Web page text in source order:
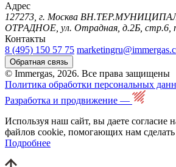
Адрес
127273, г. Москва
ОТРАДНОЕ, ул. Отрадная, д.2Б, стр.6,
Контакты
8 (495) 150 57 75
Обратная связь
© Immergas, 2026. Все права защищены
Политика обработки персональных
Разработка и продвижение —
Используя наш сайт, вы даете согласие
файлов cookie, помогающих нам сделать
Подробнее